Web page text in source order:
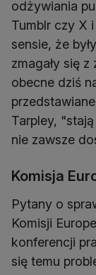
odżywiania
Tumblr czy X
sensie, że
zmagały się
obecne dziś
Tarpley,
nie zawsze
Komisja
Pytany o
Komisji
konferencji
się temu